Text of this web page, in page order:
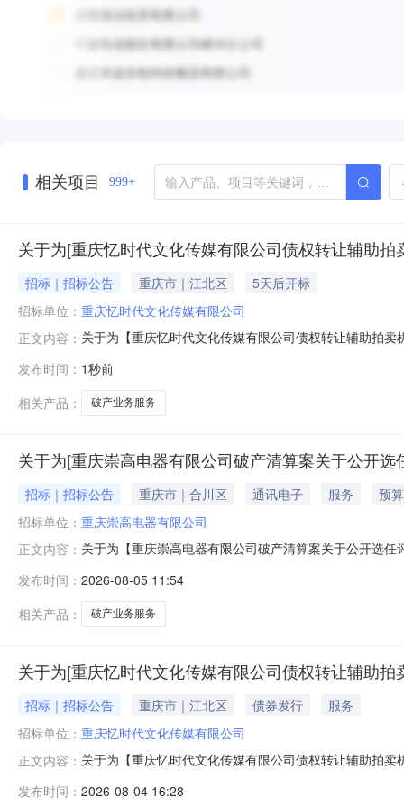
相关项目 999+
关于为[重庆忆时代文化传媒有限公司债权转让辅助
招标｜招标公告 重庆市｜江北区
5天后开标
招标单位： 重庆忆时代文化传媒有限公司
正文内容： 关于为【重庆忆时代文化传媒有限公司债权转让辅助拍
构的公告该项目为择优+直选项目，由采购人从报名的中
发布时间： 1秒前
相关产品：
破产业务服务
关于为[重庆崇高电器有限公司破产清算案关于公开
招标｜招标公告 重庆市｜合川区 通讯电子 服务
预
招标单位： 重庆崇高电器有限公司
正文内容： 关于为【重庆崇高电器有限公司破产清算案关于公开选
业务服务】机构的公告项目名称重庆崇高电器有限公司
发布时间： 2026-08-05 11:54
相关产品：
破产业务服务
关于为[重庆忆时代文化传媒有限公司债权转让辅助
招标｜招标公告 重庆市｜江北区 债券发行
服务
招标单位： 重庆忆时代文化传媒有限公司
正文内容： 关于为【重庆忆时代文化传媒有限公司债权转让辅助拍
构的公告该项目为择优+直选项目，由采购人从报名的中
发布时间： 2026-08-04 16:28